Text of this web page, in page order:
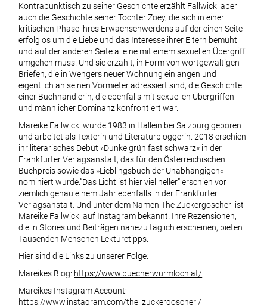
Kontrapunktisch zu seiner Geschichte erzählt Fallwickl aber
auch die Geschichte seiner Tochter Zoey, die sich in einer
kritischen Phase ihres Erwachsenwerdens auf der einen Seite
erfolglos um die Liebe und das Interesse ihrer Eltern bemüht
und auf der anderen Seite alleine mit einem sexuellen Übergriff
umgehen muss. Und sie erzählt, in Form von wortgewaltigen
Briefen, die in Wengers neuer Wohnung einlangen und
eigentlich an seinen Vormieter adressiert sind, die Geschichte
einer Buchhändlerin, die ebenfalls mit sexuellen Übergriffen
und männlicher Dominanz konfrontiert war.
Mareike Fallwickl wurde 1983 in Hallein bei Salzburg geboren
und arbeitet als Texterin und Literaturbloggerin. 2018 erschien
ihr literarisches Debüt »Dunkelgrün fast schwarz« in der
Frankfurter Verlagsanstalt, das für den Österreichischen
Buchpreis sowie das »Lieblingsbuch der Unabhängigen«
nominiert wurde.”Das Licht ist hier viel heller” erschien vor
ziemlich genau einem Jahr ebenfalls in der Frankfurter
Verlagsanstalt. Und unter dem Namen The Zuckergoscherl ist
Mareike Fallwickl auf Instagram bekannt. Ihre Rezensionen,
die in Stories und Beiträgen nahezu täglich erscheinen, bieten
Tausenden Menschen Lektüretipps.
Hier sind die Links zu unserer Folge:
Mareikes Blog: https://www.buecherwurmloch.at/
Mareikes Instagram Account:
https://www.instagram.com/the_zuckergoscherl/